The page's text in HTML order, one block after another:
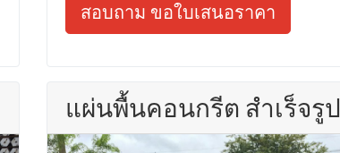
สอบถาม ขอใบเสนอราคา
แผ่นพื้นคอนกรีต สำเร็จรูป